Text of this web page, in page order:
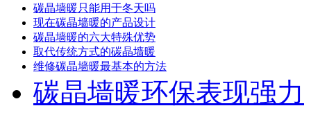
碳晶墙暖只能用于冬天吗
现在碳晶墙暖的产品设计
碳晶墙暖的六大特殊优势
取代传统方式的碳晶墙暖
维修碳晶墙暖最基本的方法
碳晶墙暖环保表现强力